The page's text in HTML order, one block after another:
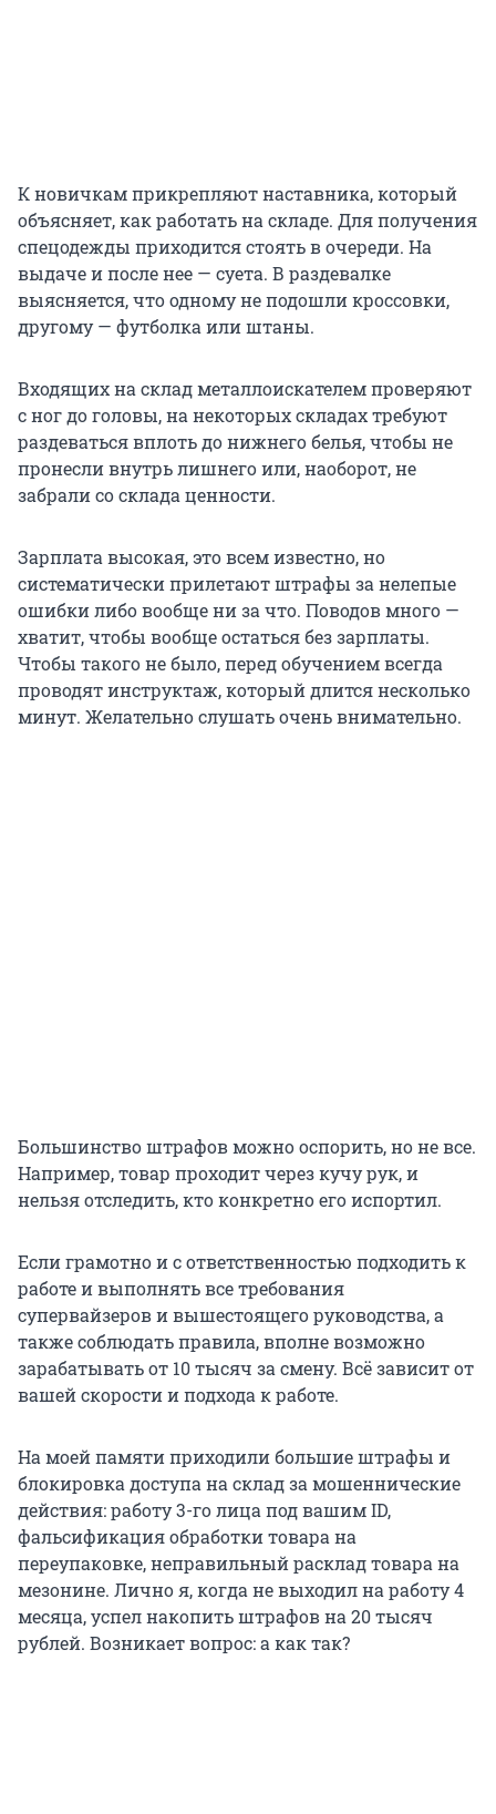
К новичкам прикрепляют наставника, который
объясняет, как работать на складе. Для получения
спецодежды приходится стоять в очереди. На
выдаче и после нее — суета. В раздевалке
выясняется, что одному не подошли кроссовки,
другому — футболка или штаны.
Входящих на склад металлоискателем проверяют
с ног до головы, на некоторых складах требуют
раздеваться вплоть до нижнего белья, чтобы не
пронесли внутрь лишнего или, наоборот, не
забрали со склада ценности.
Зарплата высокая, это всем известно, но
систематически прилетают штрафы за нелепые
ошибки либо вообще ни за что. Поводов много —
хватит, чтобы вообще остаться без зарплаты.
Чтобы такого не было, перед обучением всегда
проводят инструктаж, который длится несколько
минут. Желательно слушать очень внимательно.
Большинство штрафов можно оспорить, но не все.
Например, товар проходит через кучу рук, и
нельзя отследить, кто конкретно его испортил.
Если грамотно и с ответственностью подходить к
работе и выполнять все требования
супервайзеров и вышестоящего руководства, а
также соблюдать правила, вполне возможно
зарабатывать от 10 тысяч за смену. Всё зависит от
вашей скорости и подхода к работе.
На моей памяти приходили большие штрафы и
блокировка доступа на склад за мошеннические
действия: работу 3-го лица под вашим ID,
фальсификация обработки товара на
переупаковке, неправильный расклад товара на
мезонине. Лично я, когда не выходил на работу 4
месяца, успел накопить штрафов на20 тысяч
рублей. Возникает вопрос: а как так?